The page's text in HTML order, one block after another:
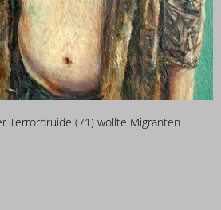
Terrordruide (71) wollte Migranten